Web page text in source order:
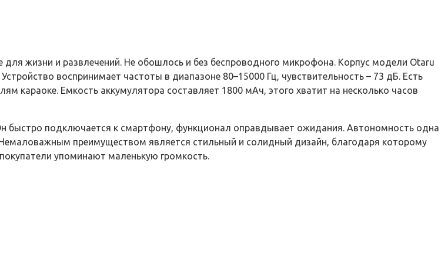
жизни и развлечений. Не обошлось и без беспроводного микрофона. Корпус модели Otaru
воспринимает частоты в диапазоне 80–15000 Гц, чувствительность – 73 дБ. Есть
караоке. Емкость аккумулятора составляет 1800 мАч, этого хватит на несколько часов
быстро подключается к смартфону, функционал оправдывает ожидания. Автономность одна
преимуществом является стильный и солидный дизайн, благодаря которому
упоминают маленькую громкость.